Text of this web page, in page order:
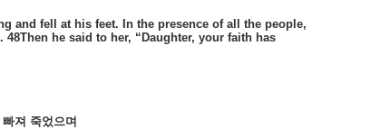
and fell at his feet. In the presence of all the people,
he said to her, “Daughter, your faith has
빠져 죽었으며